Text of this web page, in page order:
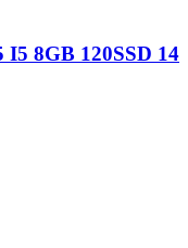
8GB 120SSD 14